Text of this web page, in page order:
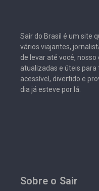
Sair do Brasil é um site
vários viajantes,
de levar até você,
atualizadas e úteis
acessível, divertido e
dia já esteve por lá.
Sobre o Sair